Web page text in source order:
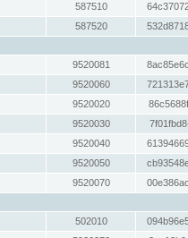
587510
587520
9520081
9520060
9520020
9520030
9520040
9520050
9520070
502010